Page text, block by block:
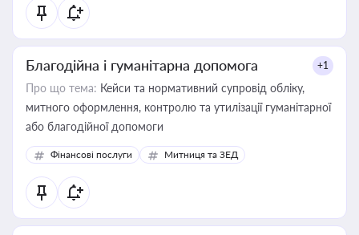
Благодійна і гуманітарна допомога +1
Про що тема: Кейси та нормативний супровід обліку,
митного оформлення, контролю та утилізації гуманітарної
або благодійної допомоги
Фінансові послуги Митниця та ЗЕД